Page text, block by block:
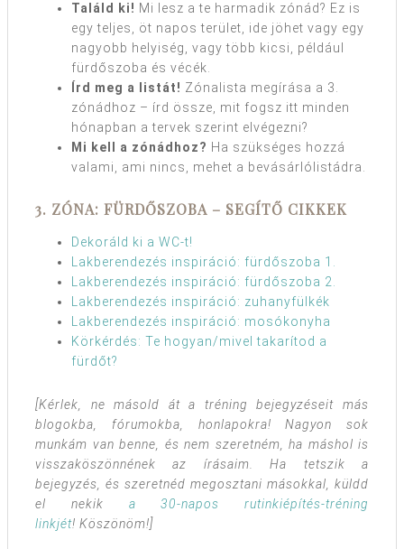
Találd ki! Mi lesz a te harmadik zónád? Ez is
egy teljes, öt napos terület, ide jöhet vagy egy
nagyobb helyiség, vagy több kicsi, például
fürdőszoba és vécék.
Írd meg a listát! Zónalista megírása a 3.
zónádhoz – írd össze, mit fogsz itt minden
hónapban a tervek szerint elvégezni?
Mi kell a zónádhoz? Ha szükséges hozzá
valami, ami nincs, mehet a bevásárlólistádra.
3. ZÓNA: FÜRDŐSZOBA – SEGÍTŐ CIKKEK
Dekoráld ki a WC-t!
Lakberendezés inspiráció: fürdőszoba 1.
Lakberendezés inspiráció: fürdőszoba 2.
Lakberendezés inspiráció: zuhanyfülkék
Lakberendezés inspiráció: mosókonyha
Körkérdés: Te hogyan/mivel takarítod a
fürdőt?
[Kérlek, ne másold át a tréning bejegyzéseit más
blogokba, fórumokba, honlapokra! Nagyon sok
munkám van benne, és nem szeretném, ha máshol is
visszaköszönnének az írásaim. Ha tetszik a
bejegyzés, és szeretnéd megosztani másokkal, küldd
el nekik a 30-napos rutinkiépítés-tréning
linkjét! Köszönöm!]